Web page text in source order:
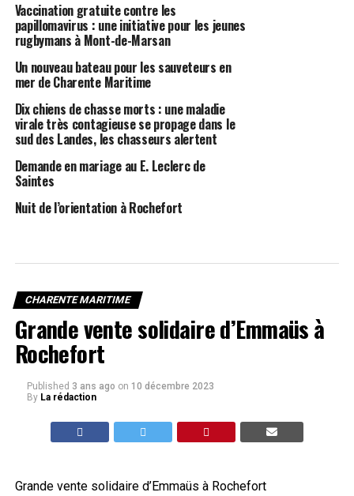
Vaccination gratuite contre les
papillomavirus : une initiative pour les jeunes
rugbymans à Mont-de-Marsan
Un nouveau bateau pour les sauveteurs en
mer de Charente Maritime
Dix chiens de chasse morts : une maladie
virale très contagieuse se propage dans le
sud des Landes, les chasseurs alertent
Demande en mariage au E. Leclerc de
Saintes
Nuit de l’orientation à Rochefort
CHARENTE MARITIME
Grande vente solidaire d’Emmaüs à
Rochefort
Published 3 ans ago on 10 décembre 2023
By La rédaction
Grande vente solidaire d’Emmaüs à Rochefort